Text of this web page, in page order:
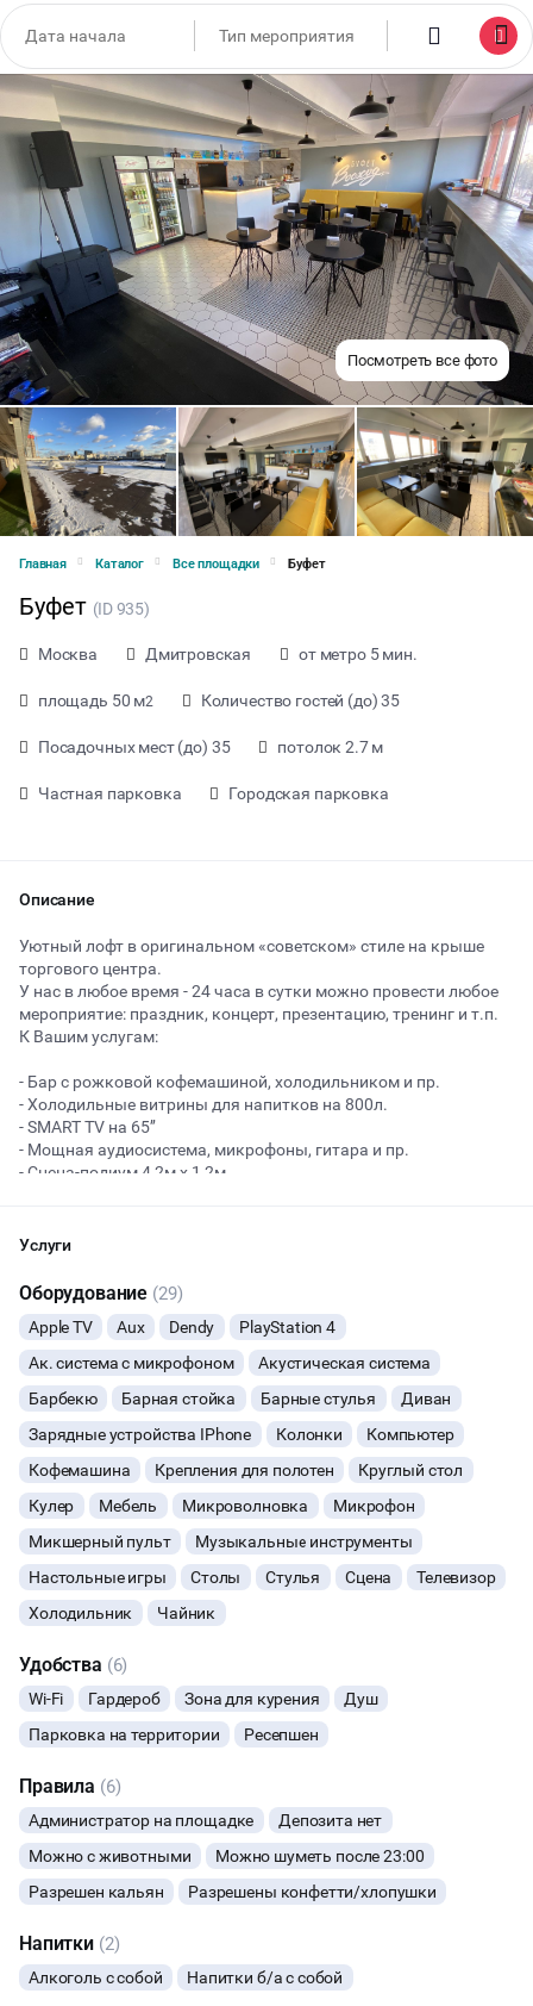
Посмотреть все фото
Главная Каталог Все площадки Буфет
Буфет (ID 935)
Москва Дмитровская от метро 5 мин.
площадь 50 м2 Количество гостей (до) 35
Посадочных мест (до) 35 потолок 2.7 м
Частная парковка Городская парковка
Описание
Уютный лофт в оригинальном «советском» стиле на крыше
торгового центра.
У нас в любое время - 24 часа в сутки можно провести любое
мероприятие: праздник, концерт, презентацию, тренинг и т.п.
К Вашим услугам:
- Бар с рожковой кофемашиной, холодильником и пр.
- Холодильные витрины для напитков на 800л.
- SMART TV на 65’’
- Мощная аудиосистема, микрофоны, гитара и пр.
- Сцена-подиум 4,2м х 1,2м
- Удобная мебель: столы, обычные и барные стулья, диваны.
- На крыше возможно сделать барбекю (обсуждается
отдельно)
Услуги
Оборудование (29)
Apple TV Aux Dendy
PlayStation 4
Ак. система с микрофоном
Акустическая система
Барбекю
Барная стойка Барные стулья
Диван
Зарядные устройства IPhone
Колонки
Компьютер
Кофемашина
Крепления для полотен
Круглый стол
Кулер
Мебель Микроволновка
Микрофон
Микшерный пульт
Музыкальные инструменты
Настольные игры
Столы Стулья Сцена
Телевизор
Холодильник
Чайник
Удобства (6)
Wi-Fi Гардероб Зона для курения
Душ
Парковка на территории
Ресепшен
Правила (6)
Администратор на площадке
Депозита нет
Можно с животными
Можно шуметь после 23:00
Разрешен кальян
Разрешены конфетти/хлопушки
Напитки (2)
Алкоголь с собой Напитки б/а с собой
от 3000 ₽ за час
ВЕЧЕРИНКИ
ДЕТСКИЕ ПРАЗДНИКИ
СВАДЬБЫ
КОРПОРАТИВЫ
ДЕЛОВЫЕ МЕРОПРИЯТИЯ
КВАРТИРНИКИ
БАНКЕТЫ
ВЫПУСКНЫЕ
МАЛЬЧИШНИК
ДИСКОТЕКА
СВИДАНИЯ
Начало
ДАННЫЙ ЛОФТ СЕЙЧАС НЕ АКТИВЕН
ОСТАВИТЬ ЗАЯВКУ
Вы можете отменить заявку в любой момент, это бесплатно
или поменять параметры с нашим менеджером после того, как
оставите заявку
🔥 7 человек интересовались этой площадкой сегодня